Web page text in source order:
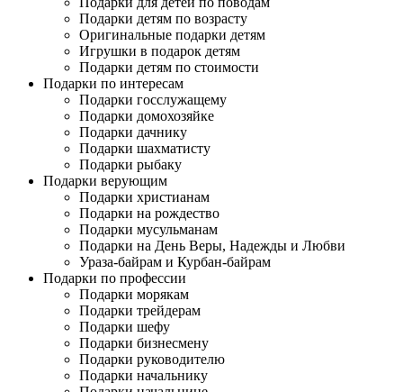
Подарки детям по возрасту
Оригинальные подарки детям
Игрушки в подарок детям
Подарки детям по стоимости
Подарки по интересам
Подарки госслужащему
Подарки домохозяйке
Подарки дачнику
Подарки шахматисту
Подарки рыбаку
Подарки верующим
Подарки христианам
Подарки на рождество
Подарки мусульманам
Подарки на День Веры, Надежды и Любви
Ураза-байрам и Курбан-байрам
Подарки по профессии
Подарки морякам
Подарки трейдерам
Подарки шефу
Подарки бизнесмену
Подарки руководителю
Подарки начальнику